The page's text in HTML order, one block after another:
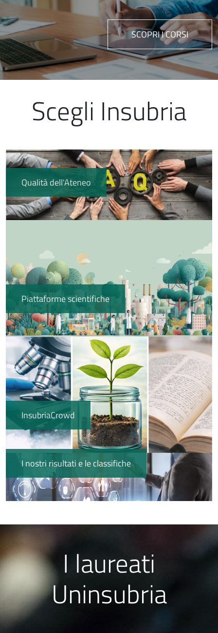
SCOPRI I CORSI
Scegli Insubria
Immagine
Qualità dell'Ateneo
Piattaforme scientifiche
Immagine
InsubriaCrowd
Immagine
I nostri risultati e le classifiche
Immagine
I laureati
Uninsubria